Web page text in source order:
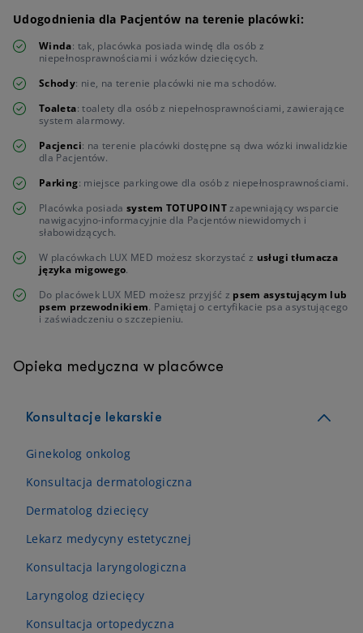
Udogodnienia dla Pacjentów na terenie placówki:
Winda: tak, placówka posiada windę dla osób z
niepełnosprawnościami i wózków dziecięcych.
Schody: nie, na terenie placówki nie ma schodów.
Toaleta: toalety dla osób z niepełnosprawnościami, zawierające
system alarmowy.
Pacjenci: na terenie placówki dostępne są dwa wózki inwalidzkie
dla Pacjentów.
Parking: miejsce parkingowe dla osób z niepełnosprawnościami.
Placówka posiadasystem TOTUPOINTzapewniający wsparcie
nawigacyjno-informacyjnie dla Pacjentów niewidomych i
słabowidzących.
W placówkach LUX MED możesz skorzystać z usługi tłumacza
języka migowego.
Do placówek LUX MED możesz przyjść z psem asystującym lub
psem przewodnikiem. Pamiętaj o certyfikacie psa asystującego
i zaświadczeniu o szczepieniu.
Opieka medyczna w placówce
Konsultacje lekarskie
Ginekolog onkolog
Konsultacja dermatologiczna
Dermatolog dziecięcy
Lekarz medycyny estetycznej
Konsultacja laryngologiczna
Laryngolog dziecięcy
Konsultacja ortopedyczna